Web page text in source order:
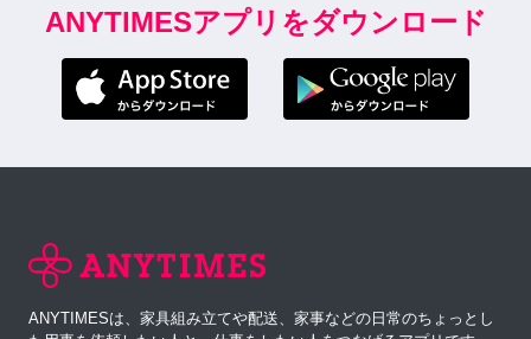
ANYTIMESアプリをダウンロード
ANYTIMESは、家具組み立てや配送、家事などの日常のちょっとし